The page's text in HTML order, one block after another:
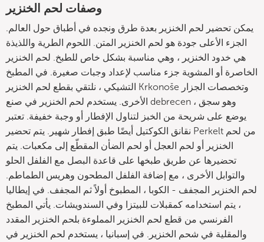
وصفات لحم الخنزير
يمكن تحضير لحم الخنزير بعدة طرق ونجده في أطباق حول العالم.
الجزء الأعلى جودة هو لحم الخنزير المتن. اللحوم الطرية واللذيذة
هي خدود الخنزير ، وهي مناسبة بشكل خاص للطبخ. لحم الخنزير
الخاصرة أو المشوية جزء مناسب لإعداد وجبات صغيرة. في المطبخ
التشيكي ، نلتقي بقطع لحم الخنزير Krkonoše وتخصصات الجزار
الأخرى. يستخدم لحم الخنزير في صنع debrecen ، وهو سجق
يوضع على شريحة من الخبز لتناول الإفطار أو وجبة خفيفة. تعتبر
نقانق الكوكتيل أيضًا طبق إفطار شهير. يتم تحضير Perkelt من لحم
الخنزير أو لحم العجل أو لحم الضأن المقطّع إلى مكعبات. يتم
تحضيرها عن طريق طبخها على قاعدة البصل مع الفلفل الحلو
والتوابل الأخرى ، مع إضافة الفلفل المطحون وهريس الطماطم.
لحم الخنزير المجفف - الكوبا ، المطبوخ أولاً ثم المجفف. في إيطاليا
، يتم استخدامه كمقبلات للبيتزا وفي السندويشات. يأتي المطبخ
الفرنسي من قطع لحم الخنزير المملوءة بلحم الخنزير المقدد
والمقلية في شحم الخنزير. في إسبانيا ، يستخدم لحم الخنزير في